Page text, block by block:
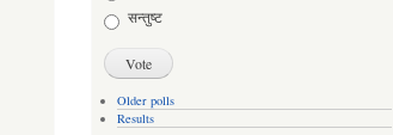
सन्तुष्ट
Older polls
Results